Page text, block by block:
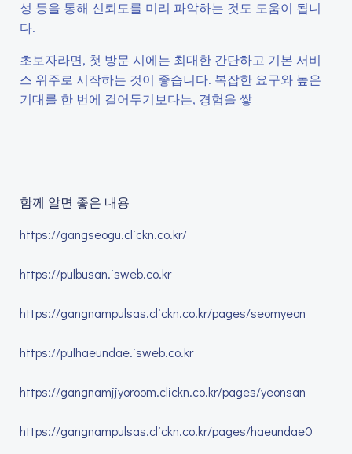
성 등을 통해 신뢰도를 미리 파악하는 것도 도움이 됩니
다.
초보자라면, 첫 방문 시에는 최대한 간단하고 기본 서비
스 위주로 시작하는 것이 좋습니다. 복잡한 요구와 높은
기대를 한 번에 걸어두기보다는, 경험을 쌓
함께 알면 좋은 내용
https://gangseogu.clickn.co.kr/
https://pulbusan.isweb.co.kr
https://gangnampulsas.clickn.co.kr/pages/seomyeon
https://pulhaeundae.isweb.co.kr
https://gangnamjjyoroom.clickn.co.kr/pages/yeonsan
https://gangnampulsas.clickn.co.kr/pages/haeundae0